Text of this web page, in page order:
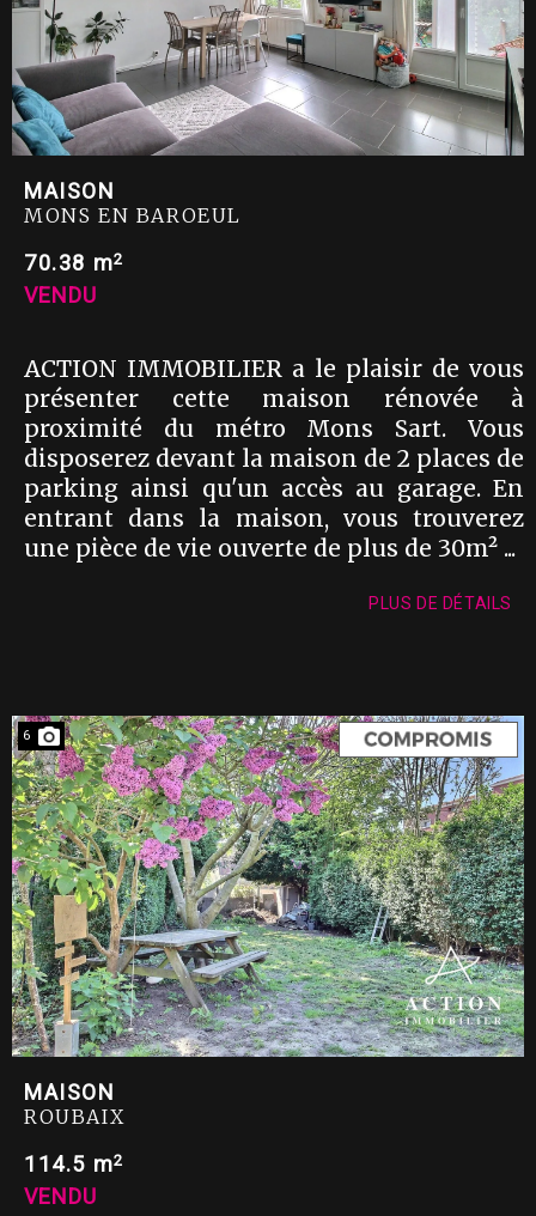
MAISON
MONS EN BAROEUL
70.38 m2
VENDU
ACTION IMMOBILIER a le plaisir de vous
présenter cette maison rénovée à
proximité du métro Mons Sart. Vous
disposerez devant la maison de 2 places de
parking ainsi qu'un accès au garage. En
entrant dans la maison, vous trouverez
une pièce de vie ouverte de plus de 30m² ...
PLUS DE DÉTAILS
6
MAISON
ROUBAIX
114.5 m2
VENDU